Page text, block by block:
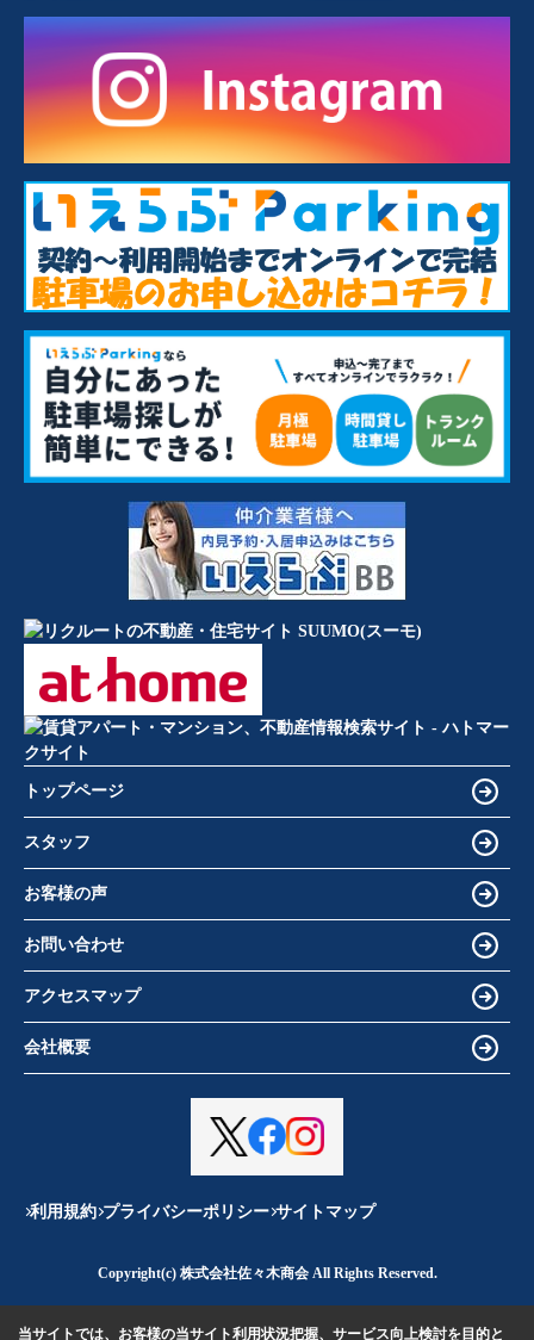
トップページ
スタッフ
お客様の声
お問い合わせ
アクセスマップ
会社概要
利用規約 プライバシーポリシー サイトマップ
Copyright(c) 株式会社佐々木商会 All Rights Reserved.
当サイトでは、お客様の当サイト利用状況把握、サービス向上検討を目的と